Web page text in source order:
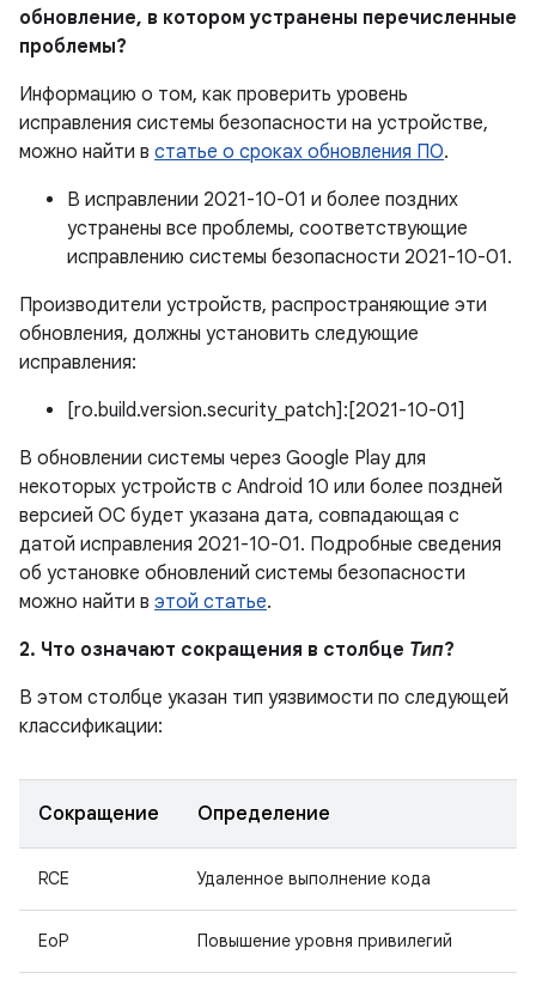
обновление, в котором устранены перечисленные
проблемы?
Информацию о том, как проверить уровень
исправления системы безопасности на устройстве,
можно найти в статье о сроках обновления ПО.
В исправлении 2021-10-01 и более поздних
устранены все проблемы, соответствующие
исправлению системы безопасности 2021-10-01.
Производители устройств, распространяющие эти
обновления, должны установить следующие
исправления:
[ro.build.version.security_patch]:[2021-10-01]
В обновлении системы через Google Play для
некоторых устройств с Android 10 или более поздней
версией ОС будет указана дата, совпадающая с
датой исправления 2021-10-01. Подробные сведения
об установке обновлений системы безопасности
можно найти в этой статье.
2. Что означают сокращения в столбце Тип?
В этом столбце указан тип уязвимости по следующей
классификации:
Сокращение Определение
RCE Удаленное выполнение кода
EoP Повышение уровня привилегий